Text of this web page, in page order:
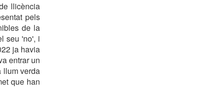
llicència
pels
de la
seu 'no', i
ja havia
entrar un
llum verda
que han